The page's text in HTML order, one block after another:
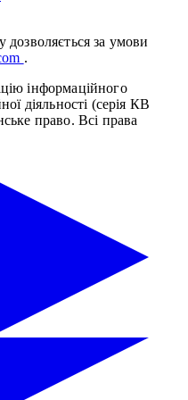
дозволяється за умови
.
інформаційного
діяльності (серія КВ
право. Всі права